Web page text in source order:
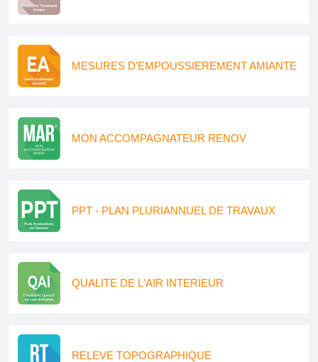
MESURES D'EMPOUSSIEREMENT AMIANTE
MON ACCOMPAGNATEUR RENOV
PPT - PLAN PLURIANNUEL DE TRAVAUX
QUALITE DE L'AIR INTERIEUR
RELEVE TOPOGRAPHIQUE